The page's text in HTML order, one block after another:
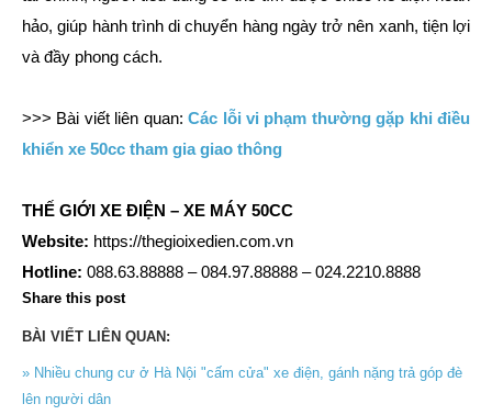
hảo, giúp hành trình di chuyển hàng ngày trở nên xanh, tiện lợi
và đầy phong cách.
>>> Bài viết liên quan:Các lỗi vi phạm thường gặp khi điều
khiển xe 50cc tham gia giao thông
THẾ GIỚI XE ĐIỆN – XE MÁY 50CC
Website: https://thegioixedien.com.vn
Hotline: 088.63.88888 – 084.97.88888 – 024.2210.8888
Share this post
BÀI VIẾT LIÊN QUAN:
» Nhiều chung cư ở Hà Nội "cấm cửa" xe điện, gánh nặng trả góp đè
lên người dân